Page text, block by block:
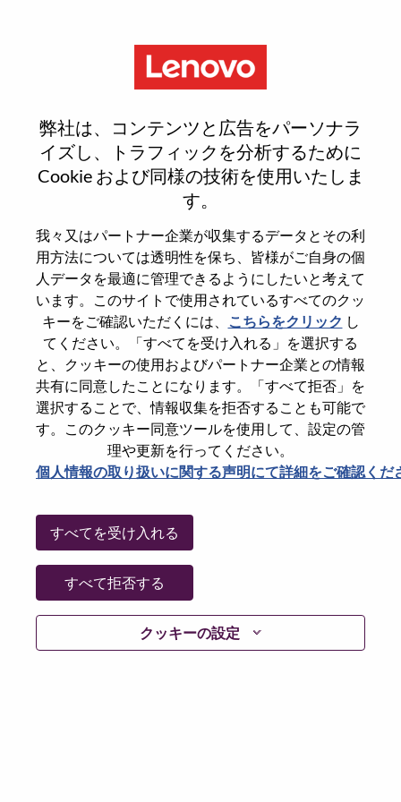
弊社は、コンテンツと広告をパーソナラ
イズし、トラフィックを分析するために
Cookie および同様の技術を使用いたしま
す。
我々又はパートナー企業が収集するデータとその利
用方法については透明性を保ち、皆様がご自身の個
人データを最適に管理できるようにしたいと考えて
います。このサイトで使用されているすべてのクッ
キーをご確認いただくには、
こちらをクリック し
てください。「すべてを受け入れる」を選択する
と、クッキーの使用およびパートナー企業との情報
共有に同意したことになります。「すべて拒否」を
選択することで、情報収集を拒否することも可能で
す。このクッキー同意ツールを使用して、設定の管
理や更新を行ってください。
個人情報の取り扱いに関する声明にて詳細をご確認くだ
クッキーの設定
すべてを受け入れる
すべて拒否する
Reset password
本当にパスワードをリセットします
Enter the email address associated with your
account, then click "Continue".
パスワードをリセットするためにリンクを
emailに送ります
パスワードをリセットください
E-mail*
Go Back
Lenovo.com